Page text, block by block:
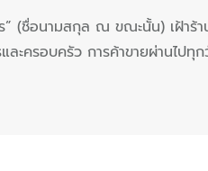
ชื่อนามสกุล ณ ขณะนั้น) เฝ้าร้
ะครอบครัว การค้าขายผ่านไ